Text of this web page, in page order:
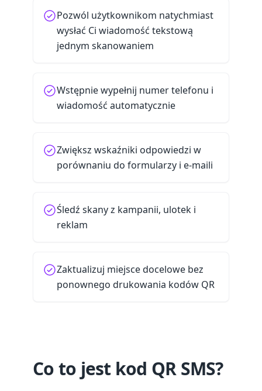
Pozwól użytkownikom natychmiast
wysłać Ci wiadomość tekstową
jednym skanowaniem
Wstępnie wypełnij numer telefonu i
wiadomość automatycznie
Zwiększ wskaźniki odpowiedzi w
porównaniu do formularzy i e-maili
Śledź skany z kampanii, ulotek i
reklam
Zaktualizuj miejsce docelowe bez
ponownego drukowania kodów QR
Co to jest kod QR SMS?